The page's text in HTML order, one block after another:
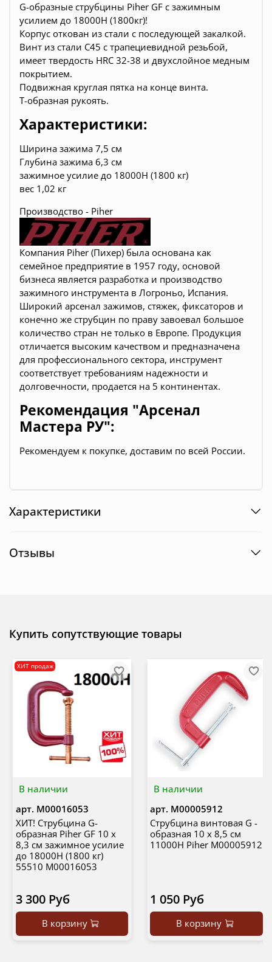
G-образные струбцины Piher GF с зажимным
усилием до 18000Н (1800кг)!
Корпус откован из стали с последующей закалкой.
Винт из стали C45 с трапециевидной резьбой,
имеет твердость HRC 32-38 и двухслойное медным
покрытием.
Подвижная круглая пятка на конце винта.
Т-образная рукоять.
Характеристики:
Ширина зажима 7,5 см
Глубина зажима 6,3 см
зажимное усилие до 18000Н (1800 кг)
вес 1,02 кг
Производство - Piher
Компания Piher (Пихер) была основана как
семейное предприятие в 1957 году, основой
бизнеса является разработка и производство
зажимного инструмента в Логроньо, Испания.
Широкий арсенал зажимов, стяжек, фиксаторов и
конечно же струбцин по праву завоевал большое
количество стран не только в Европе. Продукция
отличается высоким качеством и предназначена
для профессионального сектора, инструмент
соответствует требованиям надежности и
долговечности, продается на 5 континентах.
Рекомендация "Арсенал
Мастера РУ":
Рекомендуем к покупке, доставим по всей России.
Характеристики
Отзывы
Купить сопутствующие товары
В наличии
ХИТ продаж
арт. М00016053
ХИТ! Струбцина G-
образная Piher GF 10 х
8,3 см зажимное усилие
до 18000Н (1800 кг)
55510 М00016053
3 300 Руб
В корзину
В наличии
арт. М00005912
Струбцина винтовая G -
образная 10 х 8,5 см
11000Н Piher М00005912
1 050 Руб
В корзину